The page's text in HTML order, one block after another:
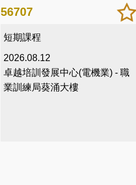
加
入/
愛的
儲存
課程
56707
短期課程
2026.08.12
卓越培訓發展中心(電機業) - 職
業訓練局葵涌大樓